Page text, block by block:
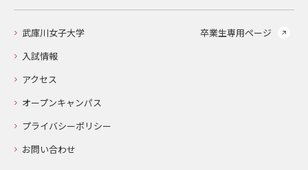
武庫川女子大学
入試情報
アクセス
オープンキャンパス
プライバシーポリシー
お問い合わせ
卒業生専用ページ